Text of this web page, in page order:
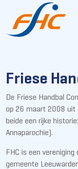
Friese
De Friese Handbal
op 26 maart 2008 uit
beide een rijke
Annaparochie).
FHC is een
gemeente